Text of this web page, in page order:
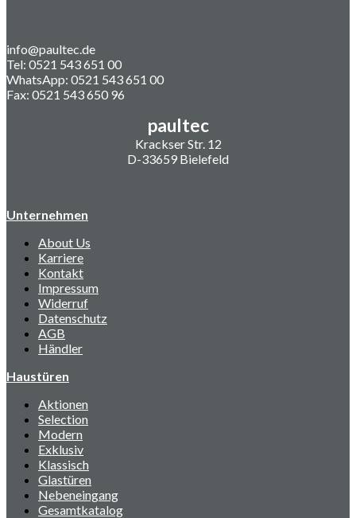
info@paultec.de
Tel: 0521 543 651 00
WhatsApp: 0521 543 651 00
Fax: 0521 543 650 96
paultec
Krackser Str. 12
D-33659 Bielefeld
Unternehmen
About Us
Karriere
Kontakt
Impressum
Widerruf
Datenschutz
AGB
Händler
Haustüren
Aktionen
Selection
Modern
Exklusiv
Klassisch
Glastüren
Nebeneingang
Gesamtkatalog